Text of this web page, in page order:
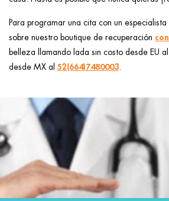
Para programar una cita con un
sobre nuestro boutique de recuperación
belleza llamando lada sin costo desde EU al
desde MX al 52(664)7480003